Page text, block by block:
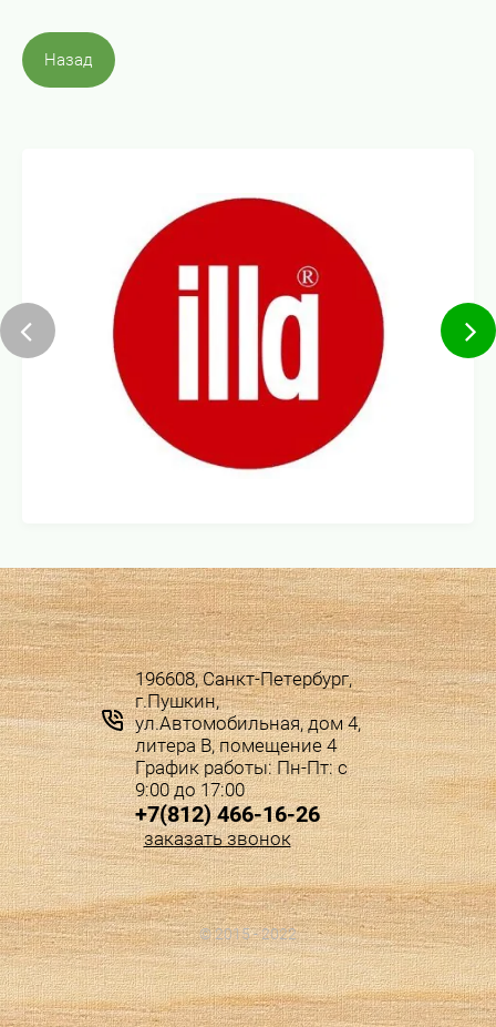
Назад
196608, Санкт-Петербург,
г.Пушкин,
ул.Автомобильная, дом 4,
литера В, помещение 4
График работы: Пн-Пт: с
9:00 до 17:00
+7(812) 466-16-26
заказать звонок
© 2015 - 2022